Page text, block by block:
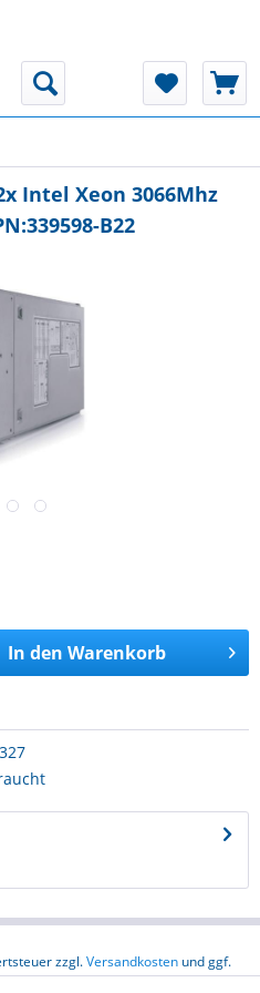
Intel Xeon 3066Mhz
B22
In den Warenkorb
zzgl.Versandkosten und ggf.